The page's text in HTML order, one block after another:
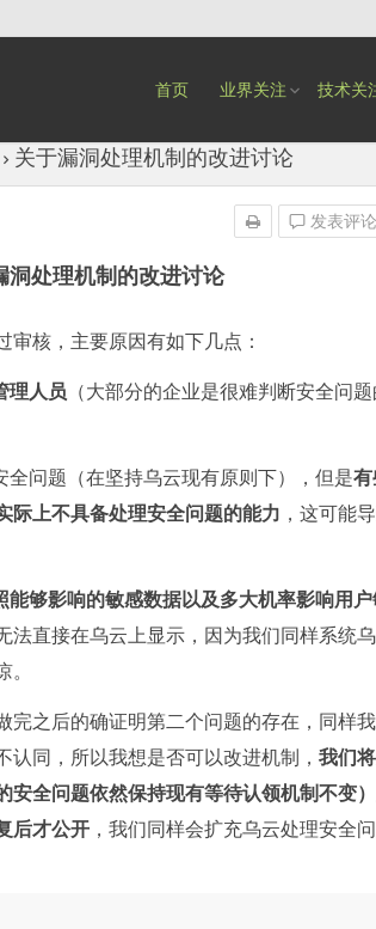
首页 业界关注 技术关
关于漏洞处理机制的改进讨论
洞处理机制的改进讨论
发表评论
核，主要原因有如下几点：
理人员 （大部分的企业是很难判断安全问
问题（在坚持乌云现有原则下），但是有
际上不具备处理安全问题的能力 ，这可能
能够影响的敏感数据以及多大机率影响用
直接在乌云上显示，因为我们同样系统
。
完之后的确证明第二个问题的存在，同样
同，所以我想是否可以改进机制， 我们
全问题依然保持现有等待认领机制不变
后才公开 ，我们同样会扩充乌云处理安全